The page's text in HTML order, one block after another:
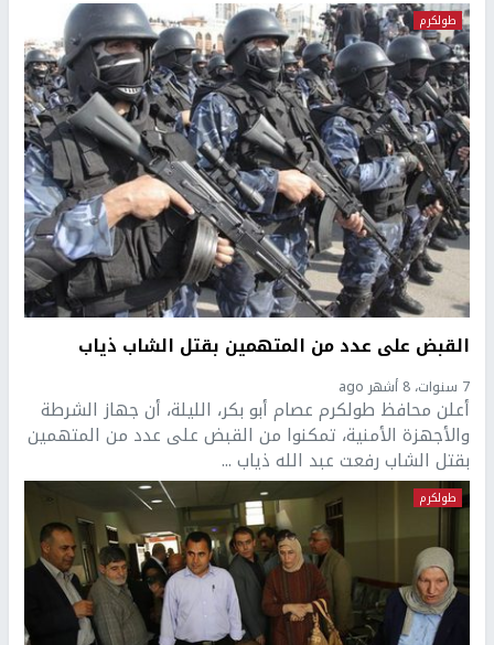
طولكرم
القبض على عدد من المتهمين بقتل الشاب ذياب
7 سنوات، 8 أشهر ago
أعلن محافظ طولكرم عصام أبو بكر، الليلة، أن جهاز الشرطة
والأجهزة الأمنية، تمكنوا من القبض على عدد من المتهمين
بقتل الشاب رفعت عبد الله ذياب ...
طولكرم